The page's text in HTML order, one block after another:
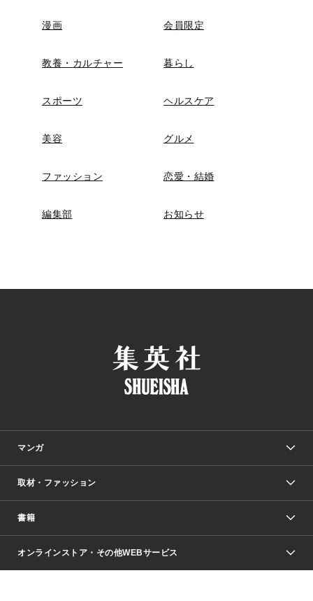
漫画 会員限定
教養・カルチャー 暮らし
スポーツ ヘルスケア
美容 グルメ
ファッション 恋愛・結婚
編集部 お知らせ
マンガ
少年マンガ
Vジャンプ
週刊ヤングジャンプ
少女マンガ
取材・ファッション
Seventeen
芸能・情報・スポーツ
書籍
文芸・文庫・総合
オンラインストア・その他WEBサービス